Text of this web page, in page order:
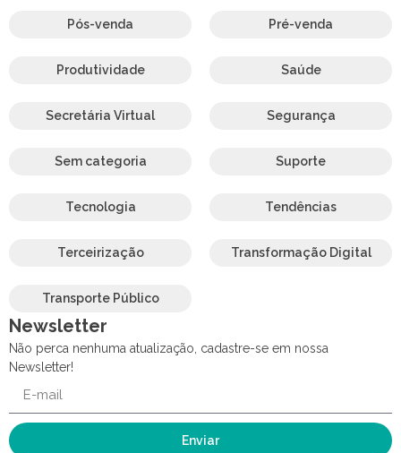
Pós-venda Pré-venda
Produtividade Saúde
Secretária Virtual Segurança
Sem categoria Suporte
Tecnologia Tendências
Terceirização Transformação Digital
Transporte Público
Newsletter
Não perca nenhuma atualização, cadastre-se em nossa
Newsletter!
Enviar